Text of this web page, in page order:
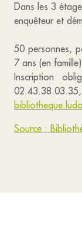
Dans les 3
enquêteur et
50 personnes,
7 ans (en famille)
Inscription
Source :